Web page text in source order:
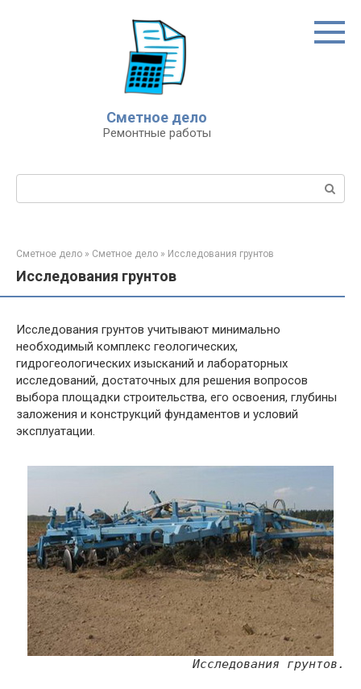
Сметное дело
Ремонтные работы
Поиск:
Сметное дело » Сметное дело » Исследования грунтов
Исследования грунтов
Исследования грунтов учитывают минимально
необходимый комплекс геологических,
гидрогеологических изысканий и лабораторных
исследований, достаточных для решения вопросов
выбора площадки строительства, его освоения, глубины
заложения и конструкций фундаментов и условий
эксплуатации.
Исследования грунтов.